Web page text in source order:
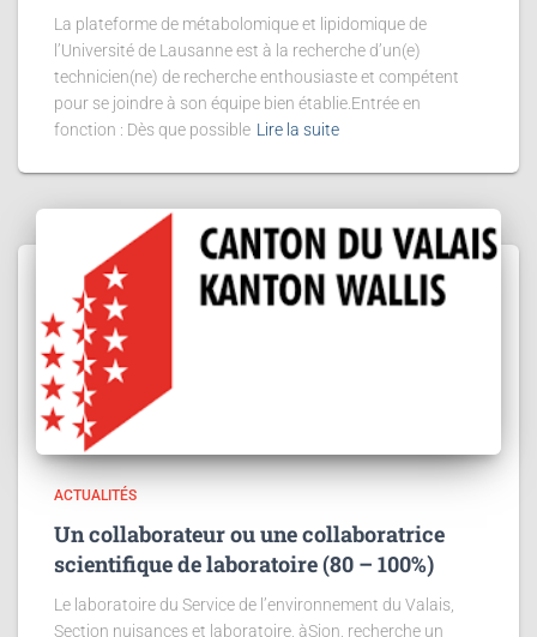
La plateforme de métabolomique et lipidomique de
l’Université de Lausanne est à la recherche d’un(e)
technicien(ne) de recherche enthousiaste et compétent
pour se joindre à son équipe bien établie.Entrée en
fonction : Dès que possible Lire la suite
ACTUALITÉS
Un collaborateur ou une collaboratrice
scientifique de laboratoire (80 – 100%)
Le laboratoire du Service de l’environnement du Valais,
Section nuisances et laboratoire, àSion, recherche un